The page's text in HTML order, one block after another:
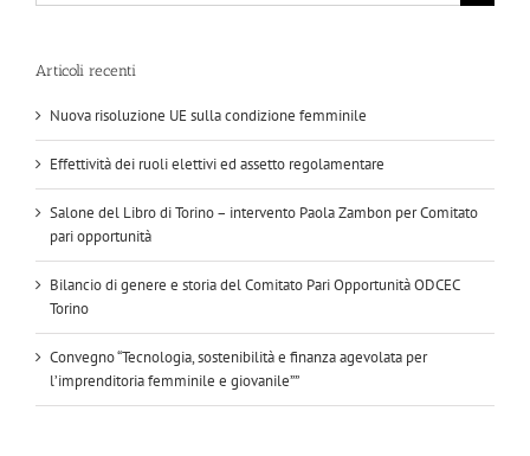
per:
Articoli recenti
Nuova risoluzione UE sulla condizione femminile
Effettività dei ruoli elettivi ed assetto regolamentare
Salone del Libro di Torino – intervento Paola Zambon per Comitato
pari opportunità
Bilancio di genere e storia del Comitato Pari Opportunità ODCEC
Torino
Convegno “Tecnologia, sostenibilità e finanza agevolata per
l’imprenditoria femminile e giovanile””